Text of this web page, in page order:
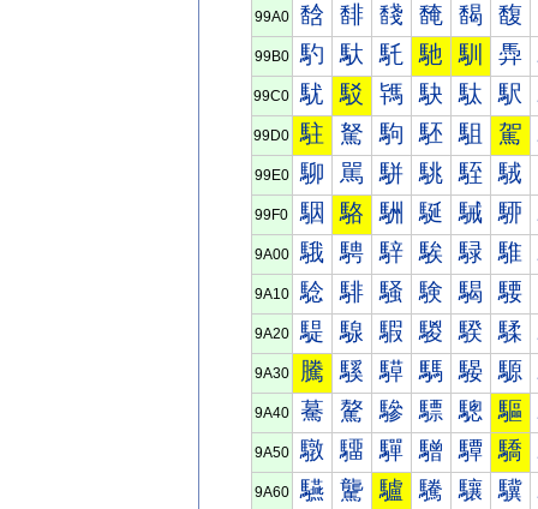
99A0 馠 馡 馢 馣 馤 馥
99B0 馰 馱 馲 馳 馴 馵
99C0 駀 駁 駂 駃 駄 駅
99D0 駐 駑 駒 駓 駔 駕
99E0 駠 駡 駢 駣 駤 駥
99F0 駰 駱 駲 駳 駴 駵
9A00 騀 騁 騂 騃 騄 騅
9A10 騐 騑 騒 験 騔 騕
9A20 騠 騡 騢 騣 騤 騥
9A30 騰 騱 騲 騳 騴 騵
9A40 驀 驁 驂 驃 驄 驅
9A50 驐 驑 驒 驓 驔 驕
9A60 驠 驡 驢 驣 驤 驥